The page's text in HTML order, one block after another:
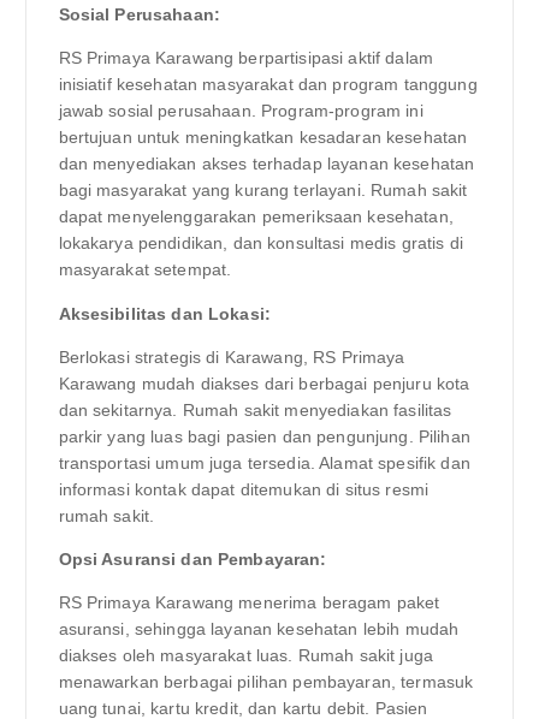
Sosial Perusahaan:
RS Primaya Karawang berpartisipasi aktif dalam
inisiatif kesehatan masyarakat dan program tanggung
jawab sosial perusahaan. Program-program ini
bertujuan untuk meningkatkan kesadaran kesehatan
dan menyediakan akses terhadap layanan kesehatan
bagi masyarakat yang kurang terlayani. Rumah sakit
dapat menyelenggarakan pemeriksaan kesehatan,
lokakarya pendidikan, dan konsultasi medis gratis di
masyarakat setempat.
Aksesibilitas dan Lokasi:
Berlokasi strategis di Karawang, RS Primaya
Karawang mudah diakses dari berbagai penjuru kota
dan sekitarnya. Rumah sakit menyediakan fasilitas
parkir yang luas bagi pasien dan pengunjung. Pilihan
transportasi umum juga tersedia. Alamat spesifik dan
informasi kontak dapat ditemukan di situs resmi
rumah sakit.
Opsi Asuransi dan Pembayaran:
RS Primaya Karawang menerima beragam paket
asuransi, sehingga layanan kesehatan lebih mudah
diakses oleh masyarakat luas. Rumah sakit juga
menawarkan berbagai pilihan pembayaran, termasuk
uang tunai, kartu kredit, dan kartu debit. Pasien